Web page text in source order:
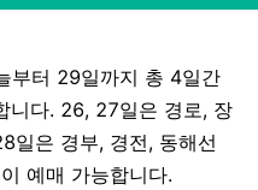
부터 29일까지 총 4일간
니다. 26, 27일은 경로, 장
일은 경부, 경전, 동해선
예매 가능합니다.